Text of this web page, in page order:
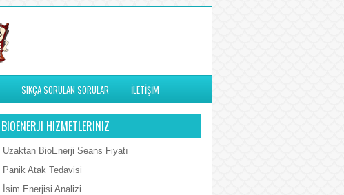
SIKÇA SORULAN SORULAR İLETİŞİM
BIOENERJI HIZMETLERINIZ
Uzaktan BioEnerji Seans Fiyatı
Panik Atak Tedavisi
İsim Enerjisi Analizi